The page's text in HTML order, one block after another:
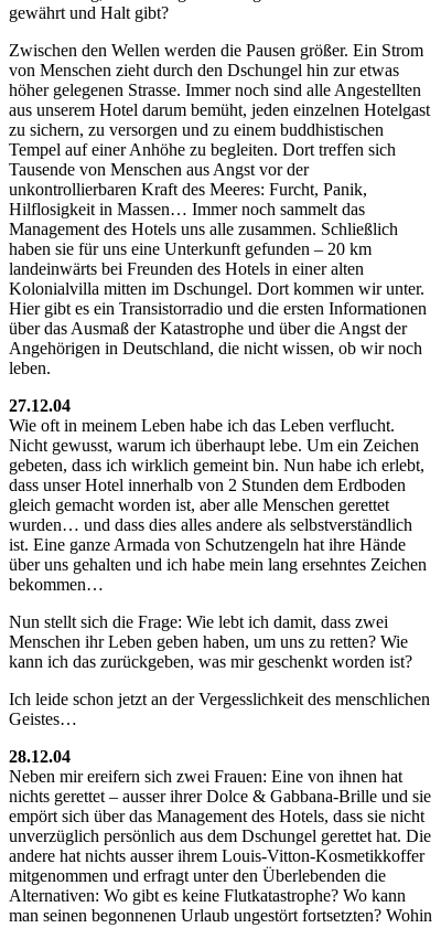
gewährt und Halt gibt?
Zwischen den Wellen werden die Pausen größer. Ein Strom
von Menschen zieht durch den Dschungel hin zur etwas
höher gelegenen Strasse. Immer noch sind alle Angestellten
aus unserem Hotel darum bemüht, jeden einzelnen Hotelgast
zu sichern, zu versorgen und zu einem buddhistischen
Tempel auf einer Anhöhe zu begleiten. Dort treffen sich
Tausende von Menschen aus Angst vor der
unkontrollierbaren Kraft des Meeres: Furcht, Panik,
Hilflosigkeit in Massen… Immer noch sammelt das
Management des Hotels uns alle zusammen. Schließlich
haben sie für uns eine Unterkunft gefunden – 20 km
landeinwärts bei Freunden des Hotels in einer alten
Kolonialvilla mitten im Dschungel. Dort kommen wir unter.
Hier gibt es ein Transistorradio und die ersten Informationen
über das Ausmaß der Katastrophe und über die Angst der
Angehörigen in Deutschland, die nicht wissen, ob wir noch
leben.
27.12.04
Wie oft in meinem Leben habe ich das Leben verflucht.
Nicht gewusst, warum ich überhaupt lebe. Um ein Zeichen
gebeten, dass ich wirklich gemeint bin. Nun habe ich erlebt,
dass unser Hotel innerhalb von 2 Stunden dem Erdboden
gleich gemacht worden ist, aber alle Menschen gerettet
wurden… und dass dies alles andere als selbstverständlich
ist. Eine ganze Armada von Schutzengeln hat ihre Hände
über uns gehalten und ich habe mein lang ersehntes Zeichen
bekommen…
Nun stellt sich die Frage: Wie lebt ich damit, dass zwei
Menschen ihr Leben geben haben, um uns zu retten? Wie
kann ich das zurückgeben, was mir geschenkt worden ist?
Ich leide schon jetzt an der Vergesslichkeit des menschlichen
Geistes…
28.12.04
Neben mir ereifern sich zwei Frauen: Eine von ihnen hat
nichts gerettet – ausser ihrer Dolce & Gabbana-Brille und sie
empört sich über das Management des Hotels, dass sie nicht
unverzüglich persönlich aus dem Dschungel gerettet hat. Die
andere hat nichts ausser ihrem Louis-Vitton-Kosmetikkoffer
mitgenommen und erfragt unter den Überlebenden die
Alternativen: Wo gibt es keine Flutkatastrophe? Wo kann
man seinen begonnenen Urlaub ungestört fortsetzten? Wohin